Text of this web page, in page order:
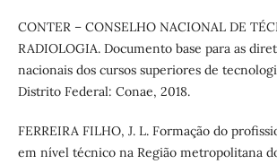
CONTER – CONSELHO NACIONAL DE
RADIOLOGIA. Documento base para as
nacionais dos cursos superiores de
Distrito Federal: Conae, 2018.
FERREIRA FILHO, J. L. Formação do
em nível técnico na Região metropolitana